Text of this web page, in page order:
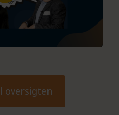
oversigten